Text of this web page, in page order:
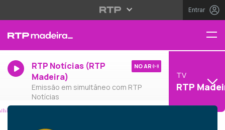
Entrar
RTP Notícias (RTP
Madeira)
Emissão em simultâneo com RTP
Notícias
NO AR
TV
RTP